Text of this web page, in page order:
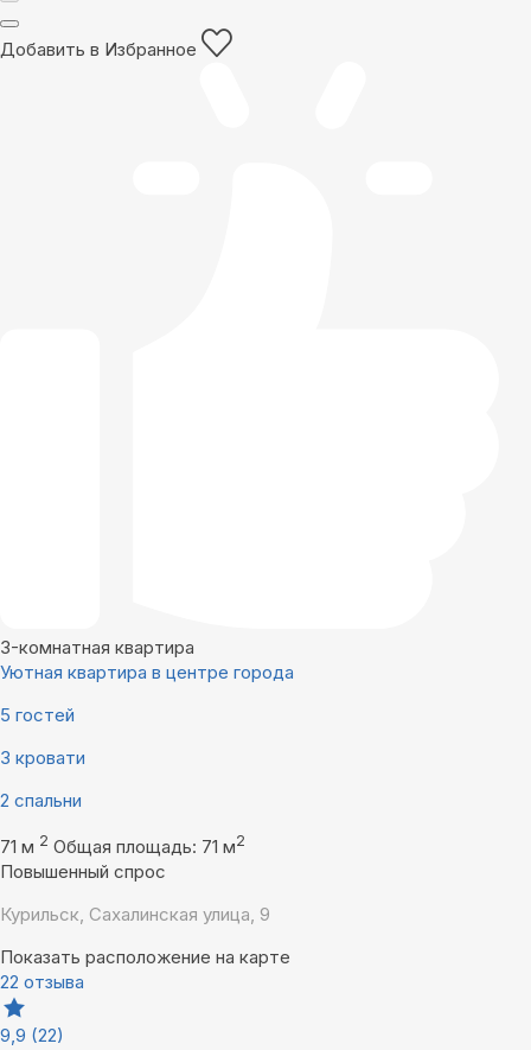
Добавить в Избранное
3-комнатная квартира
Уютная квартира в центре города
5 гостей
3 кровати
2 спальни
71 м 2 Общая площадь: 71 м2
Повышенный спрос
Курильск, Сахалинская улица, 9
Показать расположение на карте
22 отзыва
9,9 (22)